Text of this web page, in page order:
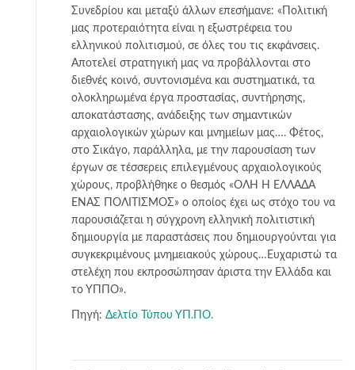
Συνεδρίου και μεταξύ άλλων επεσήμανε: «Πολιτική
μας προτεραιότητα είναι η εξωστρέφεια του
ελληνικού πολιτισμού, σε όλες του τις εκφάνσεις.
Αποτελεί στρατηγική μας να προβάλλονται στο
διεθνές κοινό, συντονισμένα και συστηματικά, τα
ολοκληρωμένα έργα προστασίας, συντήρησης,
αποκατάστασης, ανάδειξης των σημαντικών
αρχαιολογικών χώρων και μνημείων μας…. Φέτος,
στο Σικάγο, παράλληλα, με την παρουσίαση των
έργων σε τέσσερεις επιλεγμένους αρχαιολογικούς
χώρους, προβλήθηκε ο θεσμός «ΟΛΗ Η ΕΛΛΑΔΑ
ΕΝΑΣ ΠΟΛΙΤΙΣΜΟΣ» ο οποίος έχει ως στόχο του να
παρουσιάζεται η σύγχρονη ελληνική πολιτιστική
δημιουργία με παραστάσεις που δημιουργούνται για
συγκεκριμένους μνημειακούς χώρους…Ευχαριστώ τα
στελέχη που εκπροσώπησαν άριστα την Ελλάδα και
το ΥΠΠΟ».
Πηγή: Δελτίο Τύπου ΥΠ.ΠΟ.